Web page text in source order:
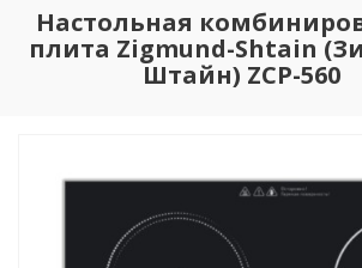
Настольная
плита Zigmund-Shtain
Штайн) ZCP-560